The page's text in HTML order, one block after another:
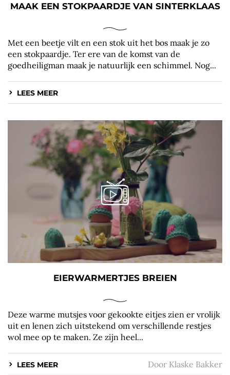
MAAK EEN STOKPAARDJE VAN SINTERKLAAS
Met een beetje vilt en een stok uit het bos maak je zo
een stokpaardje. Ter ere van de komst van de
goedheiligman maak je natuurlijk een schimmel. Nog...
LEES MEER
EIERWARMERTJES BREIEN
Deze warme mutsjes voor gekookte eitjes zien er vrolijk
uit en lenen zich uitstekend om verschillende restjes
wol mee op te maken. Ze zijn heel...
LEES MEER Door Klaske Bakker